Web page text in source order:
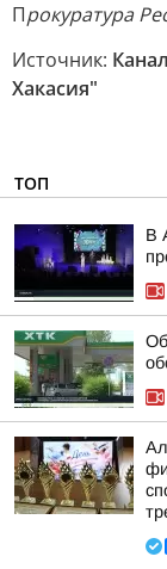
Прокуратура
Источник:
Хакасия"
ТОП
В